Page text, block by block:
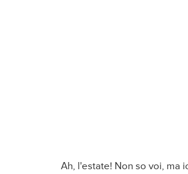
Ah, l'estate! Non so voi, ma